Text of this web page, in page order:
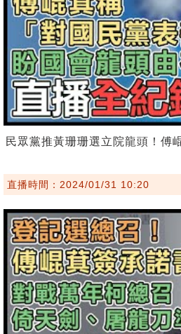
民眾黨推黃珊珊選立院龍頭！傅
直播時間：2024/01/31 10:20